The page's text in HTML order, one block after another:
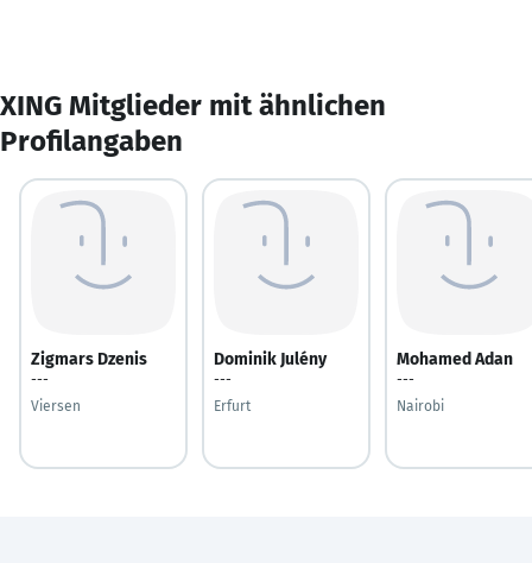
XING Mitglieder mit ähnlichen
Profilangaben
Zigmars Dzenis
---
Viersen
Dominik Julény
---
Erfurt
Mohamed Adan
---
Nairobi